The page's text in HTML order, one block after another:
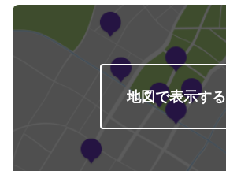
地図で表示する